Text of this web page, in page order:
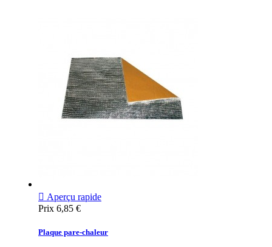
 Aperçu rapide
Prix 6,85 €
Plaque pare-chaleur